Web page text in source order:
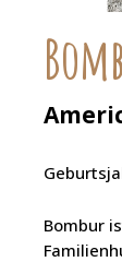
Bombur